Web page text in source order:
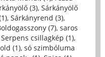
(3), Sárkányölő
, Sárkányrend (3),
(7), saros
Serpens csillagkép (1),
(1), só szimbóluma